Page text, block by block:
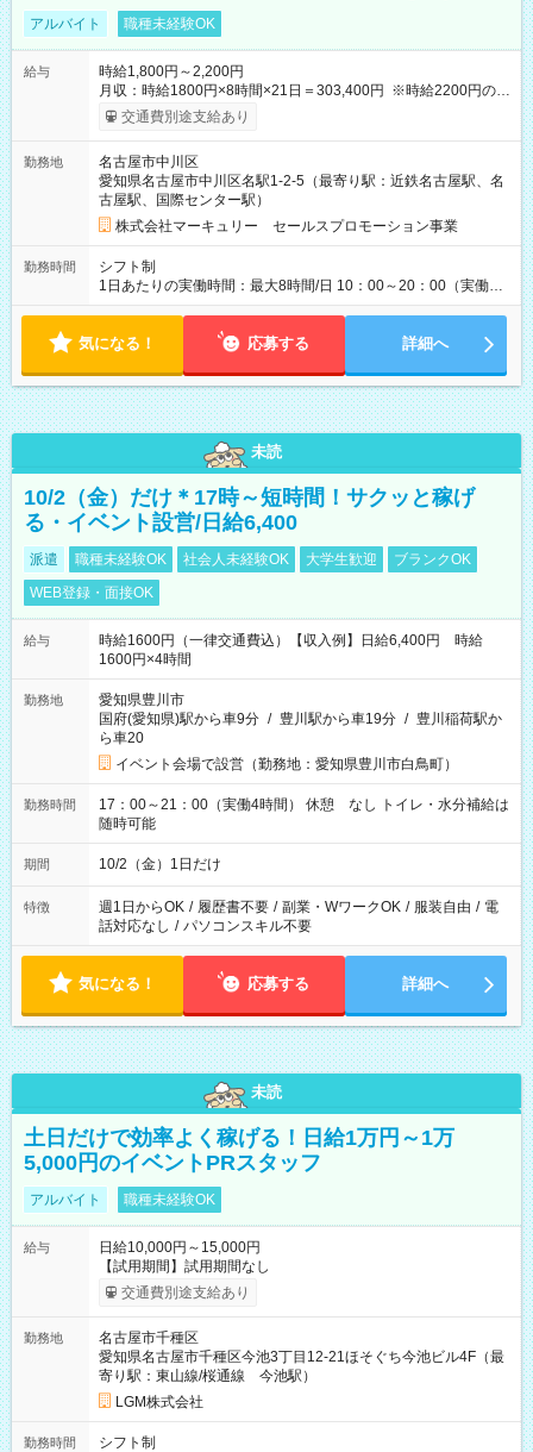
アルバイト 職種未経験OK
給与
時給1,800円～2,200円
月収：時給1800円×8時間×21日＝303,400円 ※時給2200円の場
合は369,600円！ 【試用期間】試用期間あり 試用期間の長さ：3
ヶ月 雇用形態、給与は本採用時と同じです。
交通費別途支給あり
勤務地
名古屋市中川区
愛知県名古屋市中川区名駅1-2-5（最寄り駅：近鉄名古屋駅、名
古屋駅、国際センター駅）
株式会社マーキュリー セールスプロモーション事業
勤務時間
シフト制
1日あたりの実働時間：最大8時間/日 10：00～20：00（実働8
時間／休憩1時間） ＜シフト例＞ ・10:00～19:00 ・11:00～
気になる！ 応募する 詳細へ
未読
10/2（金）だけ＊17時～短時間！サクッと稼げ
る・イベント設営/日給6,400
派遣 職種未経験OK 社会人未経験OK 大学生歓迎
ブランクOK
WEB登録・面接OK
給与
時給1600円（一律交通費込）【収入例】日給6,400円 時給
1600円×4時間
勤務地
愛知県豊川市
国府(愛知県)駅から車9分 / 豊川駅から車19分 / 豊川稲荷駅か
ら車20
イベント会場で設営（勤務地：愛知県豊川市白鳥町）
勤務時間
17：00～21：00（実働4時間） 休憩 なし トイレ・水分補給は
随時可能
期間 10/2（金）1日だけ
特徴 週1日からOK / 履歴書不要 / 副業・WワークOK / 服装自由 / 電
話対応なし / パソコンスキル不要
気になる！ 応募する 詳細へ
未読
土日だけで効率よく稼げる！日給1万円～1万
5,000円のイベントPRスタッフ
アルバイト 職種未経験OK
給与
日給10,000円～15,000円
【試用期間】試用期間なし
交通費別途支給あり
勤務地
名古屋市千種区
愛知県名古屋市千種区今池3丁目12-21ほそぐち今池ビル4F（最
寄り駅：東山線/桜通線 今池駅）
LGM株式会社
勤務時間
シフト制